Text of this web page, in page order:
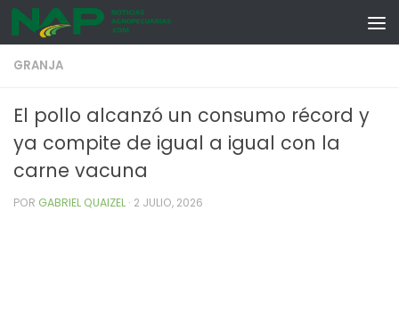
Skip to content
GRANJA
El pollo alcanzó un consumo récord y
ya compite de igual a igual con la
carne vacuna
POR GABRIEL QUAIZEL · 2 JULIO, 2026